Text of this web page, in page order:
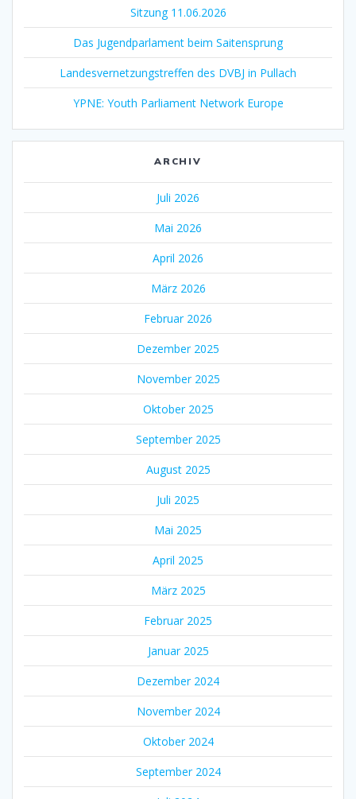
Sitzung 11.06.2026
Das Jugendparlament beim Saitensprung
Landesvernetzungstreffen des DVBJ in Pullach
YPNE: Youth Parliament Network Europe
ARCHIV
Juli 2026
Mai 2026
April 2026
März 2026
Februar 2026
Dezember 2025
November 2025
Oktober 2025
September 2025
August 2025
Juli 2025
Mai 2025
April 2025
März 2025
Februar 2025
Januar 2025
Dezember 2024
November 2024
Oktober 2024
September 2024